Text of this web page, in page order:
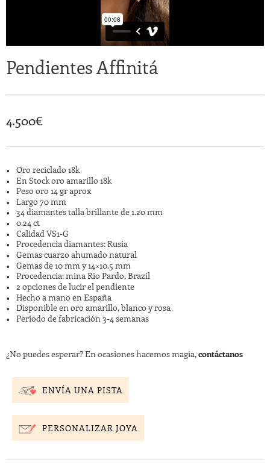
Pendientes Affinitá
4.500€
Oro reciclado 18k
En Stock oro amarillo 18k
Peso oro 14 gr aprox
Largo 70 mm
34 diamantes talla brillante de 1.20 mm
0.24 ct
Calidad VS1-G
Procedencia diamantes: Rusia
Gemas cuarzo ahumado natural
Gemas de 10 mm y 14×10.5 mm
Procedencia: mina Rio Pardo, Brazil
2 opciones de lucir el pendiente
Hecho a mano en España
Disponible en oro amarillo, blanco y rosa
Periodo de fabricación 3-4 semanas
¿No puedes esperar? En ocasiones hacemos magia,contáctanos
ENVÍA UNA PISTA
PERSONALIZAR JOYA